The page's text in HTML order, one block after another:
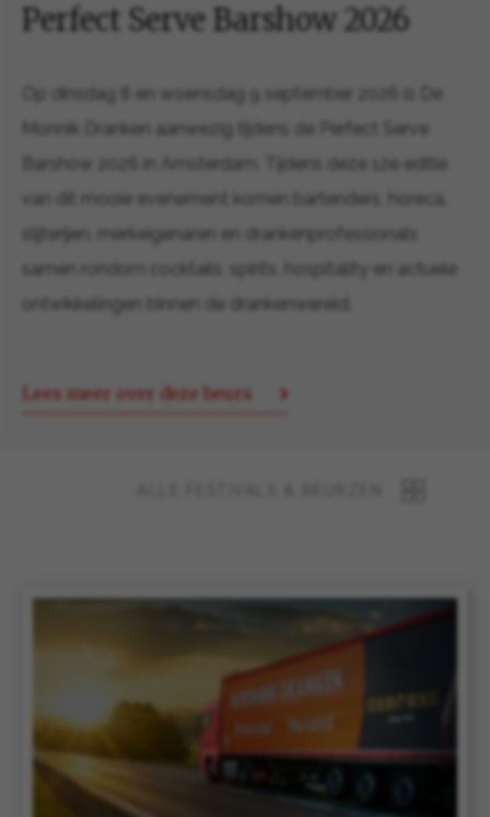
Perfect Serve Barshow 2026
Op dinsdag 8 en woensdag 9 september 2026 is De
Monnik Dranken aanwezig tijdens de Perfect Serve
Barshow 2026 in Amsterdam. Tijdens deze 12e editie
van dit mooie evenement komen bartenders, horeca,
slijterijen, merkeigenaren en drankenprofessionals
samen rondom cocktails, spirits, hospitality en actuele
ontwikkelingen binnen de drankenwereld.
Lees meer over deze beurs